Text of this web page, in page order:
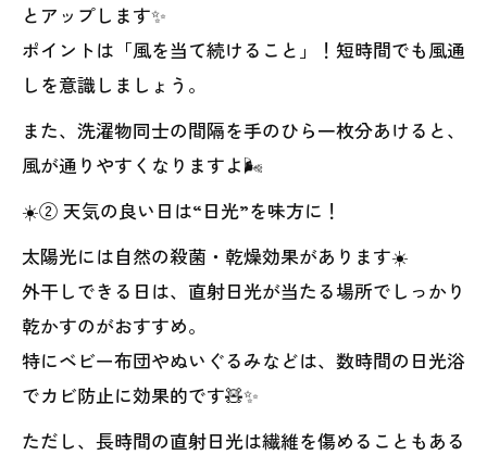
とアップします✨
ポイントは「風を当て続けること」！短時間でも風通
しを意識しましょう。
また、洗濯物同士の間隔を手のひら一枚分あけると、
風が通りやすくなりますよ🌬️
☀️② 天気の良い日は“日光”を味方に！
太陽光には自然の殺菌・乾燥効果があります☀️
外干しできる日は、直射日光が当たる場所でしっかり
乾かすのがおすすめ。
特にベビー布団やぬいぐるみなどは、数時間の日光浴
でカビ防止に効果的です🧸✨
ただし、長時間の直射日光は繊維を傷めることもある